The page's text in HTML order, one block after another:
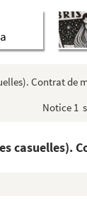
Contrat de
Notice 1
casuelles).
1841)
de 1 000 livres
pour
sur les formules